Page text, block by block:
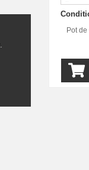
Pot